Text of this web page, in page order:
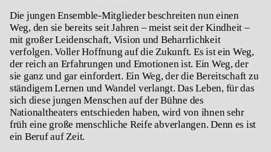
Die jungen Ensemble-Mitglieder beschreiten nun einen
Weg, den sie bereits seit Jahren – meist seit der Kindheit –
mit großer Leidenschaft, Vision und Beharrlichkeit
verfolgen. Voller Hoffnung auf die Zukunft. Es ist ein Weg,
der reich an Erfahrungen und Emotionen ist. Ein Weg, der
sie ganz und gar einfordert. Ein Weg, der die Bereitschaft zu
ständigem Lernen und Wandel verlangt. Das Leben, für das
sich diese jungen Menschen auf der Bühne des
Nationaltheaters entschieden haben, wird von ihnen sehr
früh eine große menschliche Reife abverlangen. Denn es ist
ein Beruf auf Zeit.